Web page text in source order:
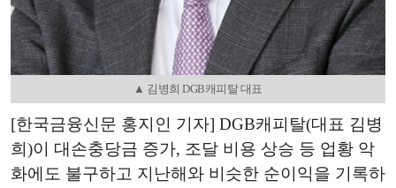
▲ 김병희 DGB캐피탈 대표
[한국금융신문 홍지인 기자] DGB캐피탈(대표 김병
희)이 대손충당금 증가, 조달 비용 상승 등 업황 악
화에도 불구하고 지난해와 비슷한 순이익을 기록하